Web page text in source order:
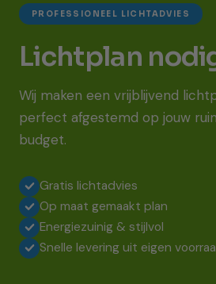
PROFESSIONEEL LICHTADVIES
Lichtplan
Wij maken een vrijblijvend
perfect afgestemd op jouw
budget.
Gratis lichtadvies
Op maat gemaakt plan
Energiezuinig & stijlvol
Snelle levering uit eigen